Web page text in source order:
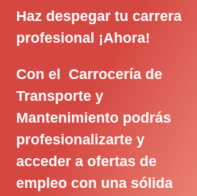
Haz despegar tu carrera
profesional ¡Ahora!
Con el Carrocería de
Transporte y
Mantenimiento podrás
profesionalizarte y
acceder a ofertas de
empleo con una sólida